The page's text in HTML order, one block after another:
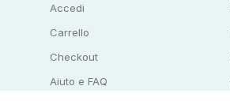
Accedi
Carrello
Checkout
Aiuto e FAQ